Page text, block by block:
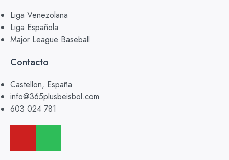
Liga Venezolana
Liga Española
Major League Baseball
Contacto
Castellon, España
info@365plusbeisbol.com
603 024 781